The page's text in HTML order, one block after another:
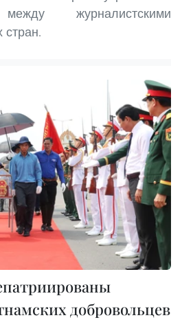
между журналистскими
стран.
добровольцев